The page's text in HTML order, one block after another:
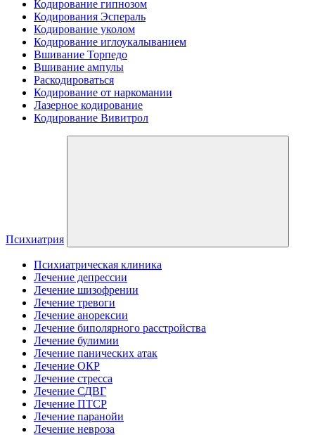
Кодирование гипнозом
Кодирования Эспераль
Кодирование уколом
Кодирование иглоукалыванием
Вшивание Торпедо
Вшивание ампулы
Раскодироваться
Кодирование от наркомании
Лазерное кодирование
Кодирование Вивитрол
Психиатрия
Психиатрическая клиника
Лечение депрессии
Лечение шизофрении
Лечение тревоги
Лечение анорексии
Лечение биполярного расстройства
Лечение булимии
Лечение панических атак
Лечение ОКР
Лечение стресса
Лечение СДВГ
Лечение ПТСР
Лечение паранойи
Лечение невроза